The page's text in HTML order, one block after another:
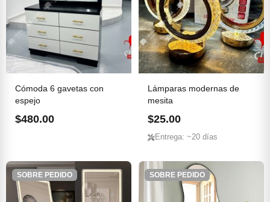
Cómoda 6 gavetas con
espejo
$480.00
Lámparas modernas de
mesita
$25.00
Entrega: ~20 días
SOBRE PEDIDO SOBRE PEDIDO